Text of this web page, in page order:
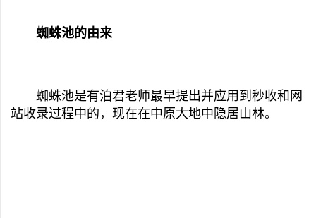
蜘蛛池的由来
蜘蛛池是有泊君老师最早提出并应用到秒收和网
站收录过程中的，现在在中原大地中隐居山林。